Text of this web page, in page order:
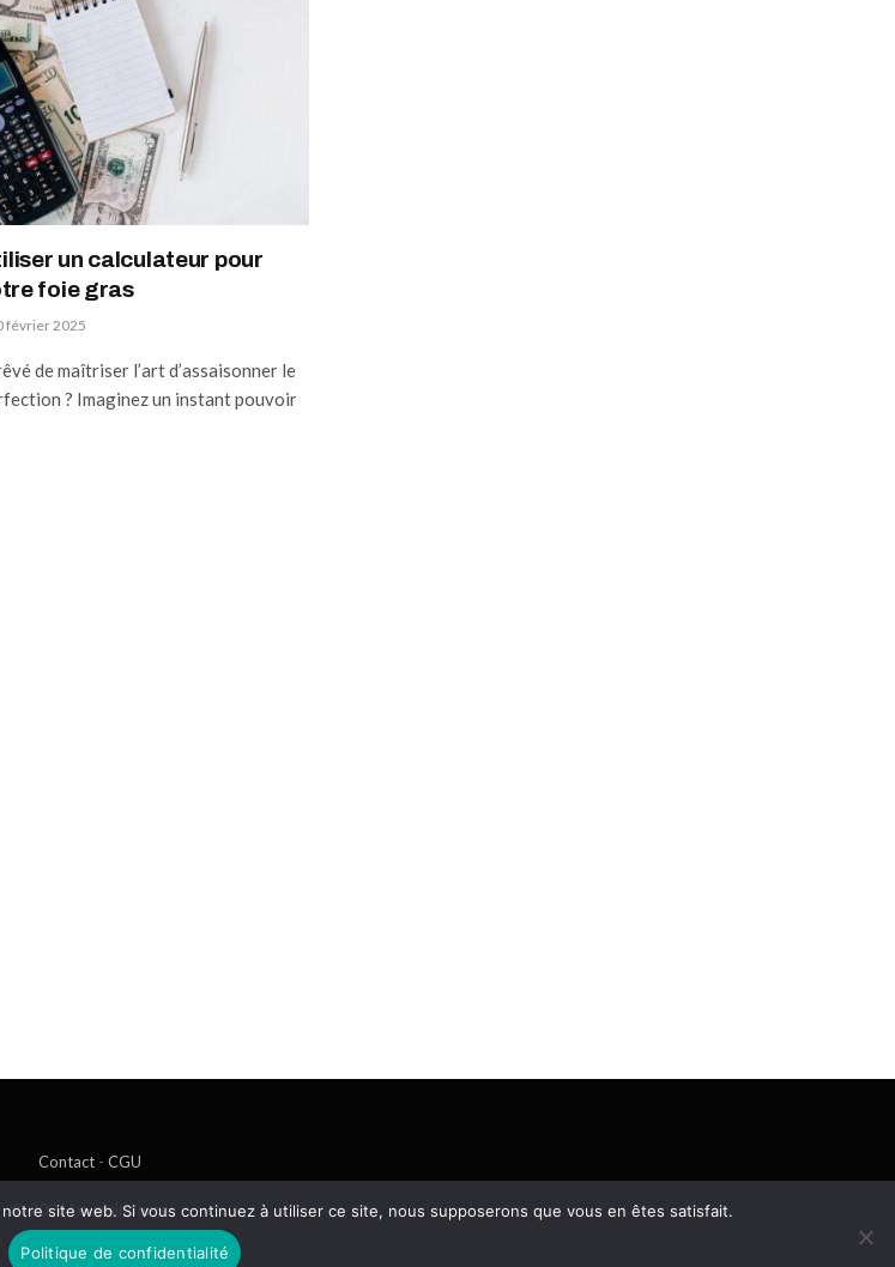
un calculateur pour
foie gras
février 2025
de maîtriser l’art d’assaisonner le
? Imaginez un instant pouvoir
Contact - CGU
© 2026 Le-graindorge
site web. Si vous continuez à utiliser ce site, nous supposerons que vous en êtes satisfait.
Politique de confidentialité